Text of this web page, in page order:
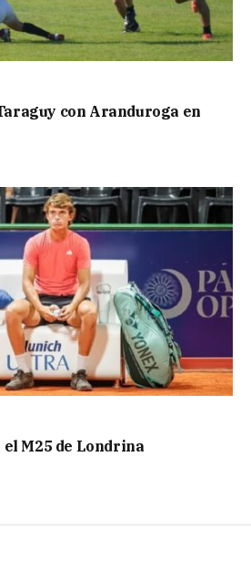
con Aranduroga en
M25 de Londrina